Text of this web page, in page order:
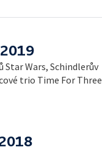
Wars, Schindlerův
trio Time For Three